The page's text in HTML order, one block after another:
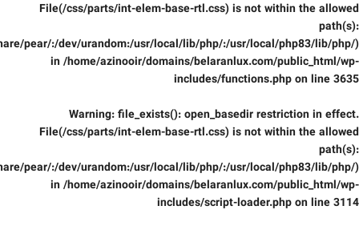
File(/css/parts/int-elem-base-rtl.css) is not within the allowed
path(s):
pear/:/dev/urandom:/usr/local/lib/php/:/usr/local/php83/lib/php/)
in /home/azinooir/domains/belaranlux.com/public_html/wp-
includes/functions.php on line 3635
Warning: file_exists(): open_basedir restriction in effect.
File(/css/parts/int-elem-base-rtl.css) is not within the allowed
path(s):
pear/:/dev/urandom:/usr/local/lib/php/:/usr/local/php83/lib/php/)
in /home/azinooir/domains/belaranlux.com/public_html/wp-
includes/script-loader.php on line 3114